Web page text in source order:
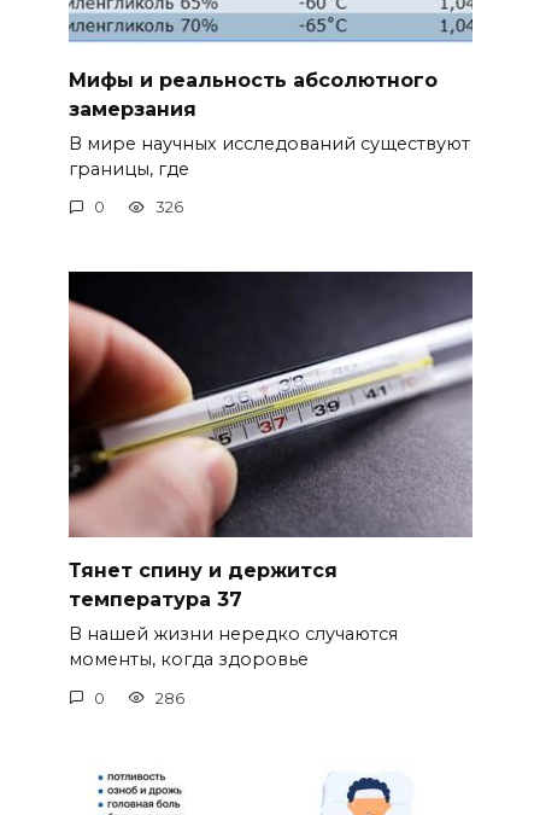
Мифы и реальность абсолютного
замерзания
В мире научных исследований существуют
границы, где
0 326
Тянет спину и держится
температура 37
В нашей жизни нередко случаются
моменты, когда здоровье
0 286